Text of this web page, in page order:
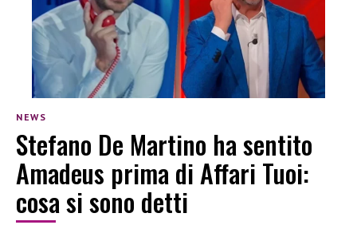
NEWS
Stefano De Martino ha sentito
Amadeus prima di Affari Tuoi:
cosa si sono detti